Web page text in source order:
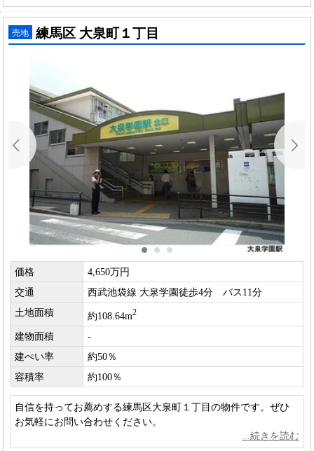
売地 練馬区 大泉町１丁目
価格
4,650万円
交通
西武池袋線 大泉学園徒歩4分 バス11分
土地面積
約108.64m2
建物面積
-
建ぺい率
約50％
容積率
約100％
自信を持ってお薦めする練馬区大泉町１丁目の物件です。ぜひ
お気軽にお問い合わせください。